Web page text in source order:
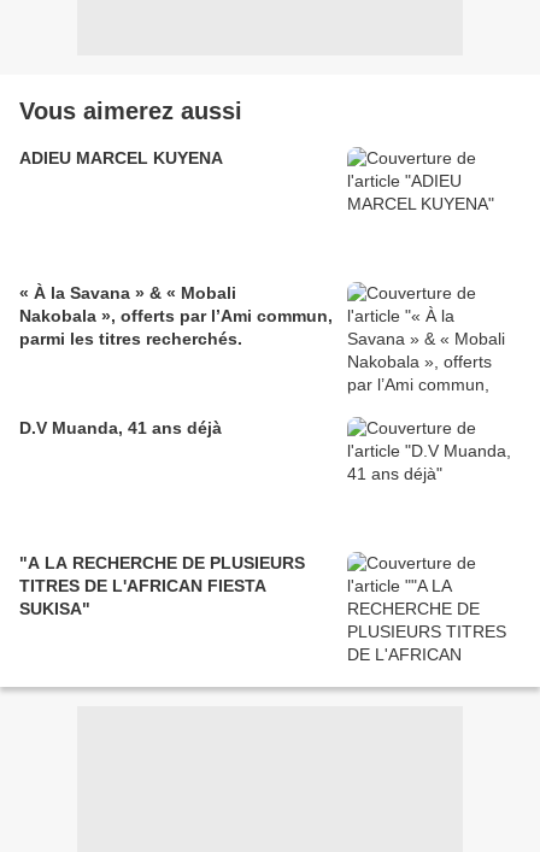
Vous aimerez aussi
ADIEU MARCEL KUYENA
« À la Savana » & « Mobali
Nakobala », offerts par l’Ami commun,
parmi les titres recherchés.
D.V Muanda, 41 ans déjà
"A LA RECHERCHE DE PLUSIEURS
TITRES DE L'AFRICAN FIESTA
SUKISA"